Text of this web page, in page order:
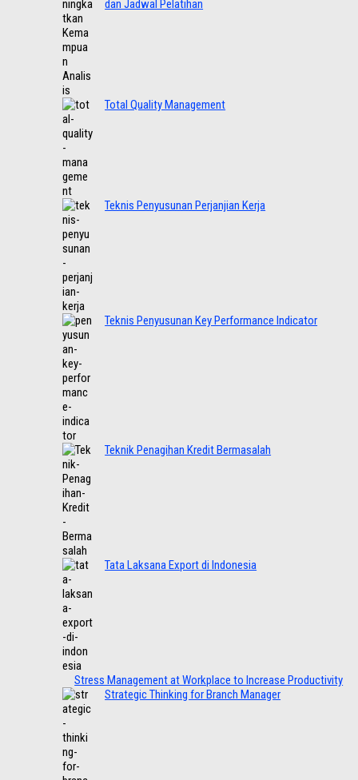
dan Jadwal Pelatihan
Total Quality Management
Teknis Penyusunan Perjanjian Kerja
Teknis Penyusunan Key Performance Indicator
Teknik Penagihan Kredit Bermasalah
Tata Laksana Export di Indonesia
Stress Management at Workplace to Increase Productivity
Strategic Thinking for Branch Manager